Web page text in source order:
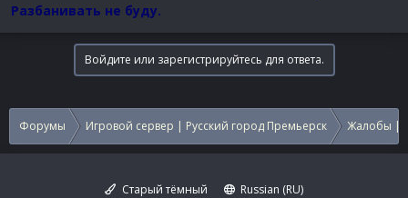
Разбанивать не буду.
Войдите или зарегистрируйтесь для ответа.
Форумы Игровой сервер | Русский город Премьерск Жалобы |
Старый тёмный
Russian (RU)